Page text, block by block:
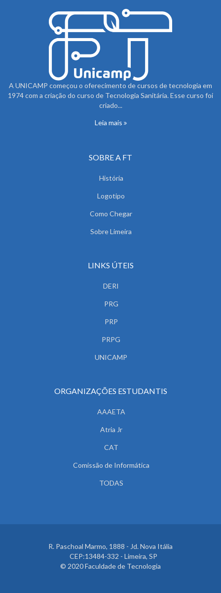
A UNICAMP começou o oferecimento de cursos de tecnologia em
1974 com a criação do curso de Tecnologia Sanitária. Esse curso foi
criado...
Leia mais
SOBRE A FT
História
Logotipo
Como Chegar
Sobre Limeira
LINKS ÚTEIS
DERI
PRG
PRP
PRPG
UNICAMP
ORGANIZAÇÕES ESTUDANTIS
AAAETA
Atria Jr
CAT
Comissão de Informática
TODAS
R. Paschoal Marmo, 1888 - Jd. Nova Itália
CEP:13484-332 - Limeira, SP
© 2020 Faculdade de Tecnologia